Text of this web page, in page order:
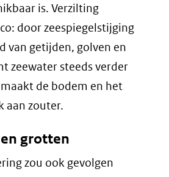
is. Verzilting
door zeespiegelstijging
van getijden, golven en
zeewater steeds verder
de bodem en het
aan zouter.
grotten
zou ook gevolgen